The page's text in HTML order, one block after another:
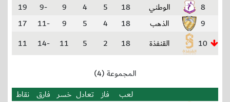
8
الوطني 18
5
4
9
-9
19
9
الذهب 18
4
5
9
-11
17
10
القنفذة 18
2
5
11
-14
11
المجموعة (4)
لعب
فاز تعادل خسر فارق نقاط